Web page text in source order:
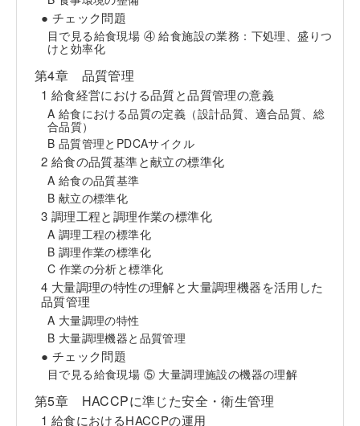
● チェック問題
目で見る給食現場 ④ 給食施設の業務：下処理、盛りつ
けと効率化
第4章 品質管理
1 給食経営における品質と品質管理の意義
A 給食における品質の定義（設計品質、適合品質、総
合品質）
B 品質管理とPDCAサイクル
2 給食の品質基準と献立の標準化
A 給食の品質基準
B 献立の標準化
3 調理工程と調理作業の標準化
A 調理工程の標準化
B 調理作業の標準化
C 作業の分析と標準化
4 大量調理の特性の理解と大量調理機器を活用した
品質管理
A 大量調理の特性
B 大量調理機器と品質管理
● チェック問題
目で見る給食現場 ⑤ 大量調理施設の機器の理解
第5章 HACCPに準じた安全・衛生管理
1 給食におけるHACCPの運用